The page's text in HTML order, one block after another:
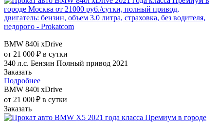
BMW 840i xDrive
от 21 000 ₽ в сутки
340 л.с. Бензин Полный привод 2021
Заказать
Подробнее
BMW 840i xDrive
от 21 000 ₽ в сутки
Заказать